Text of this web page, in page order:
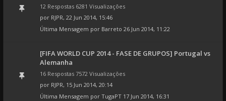
12 Respostas 6281 Visualizações
por RJPR, 22 Jun 2014, 15:46
Última Mensagem por Barreto 26 Jun 2014, 11:22
[FIFA WORLD CUP 2014 - FASE DE GRUPOS] Portugal vs
Alemanha
16 Respostas 7572 Visualizações
por RJPR, 15 Jun 2014, 20:14
Última Mensagem por TugaPT 17 Jun 2014, 16:31